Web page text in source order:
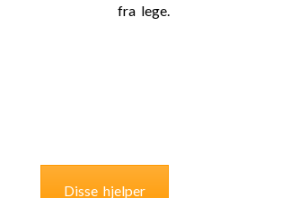
fra lege.
Disse hjelper